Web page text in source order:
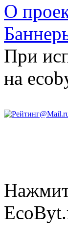
О
При
на